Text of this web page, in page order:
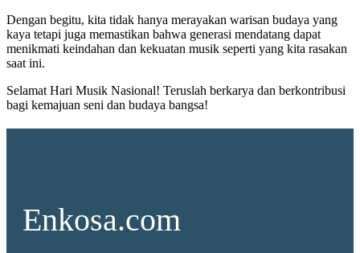
Dengan begitu, kita tidak hanya merayakan warisan budaya yang
kaya tetapi juga memastikan bahwa generasi mendatang dapat
menikmati keindahan dan kekuatan musik seperti yang kita rasakan
saat ini.
Selamat Hari Musik Nasional! Teruslah berkarya dan berkontribusi
bagi kemajuan seni dan budaya bangsa!
Enkosa.com